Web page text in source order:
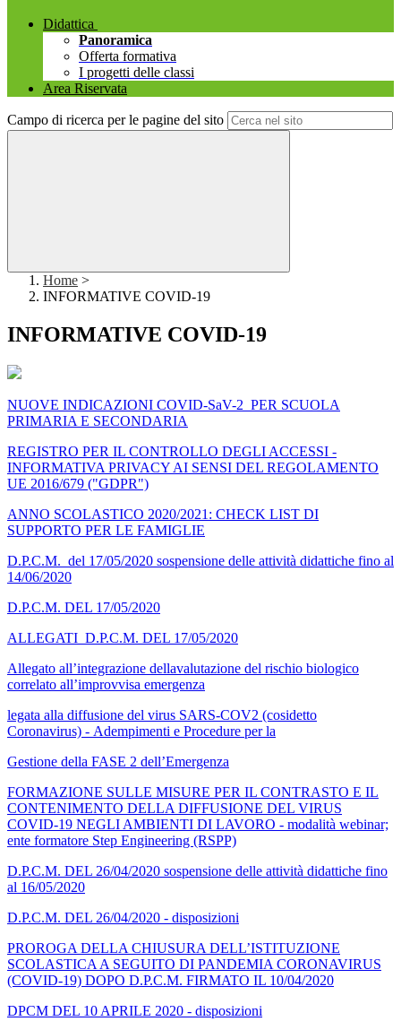
Didattica
Panoramica
Offerta formativa
I progetti delle classi
Area Riservata
Campo di ricerca per le pagine del sito
Home >
INFORMATIVE COVID-19
INFORMATIVE COVID-19
NUOVE INDICAZIONI COVID-SaV-2 PER SCUOLA
PRIMARIA E SECONDARIA
REGISTRO PER IL CONTROLLO DEGLI ACCESSI -
INFORMATIVA PRIVACY AI SENSI DEL REGOLAMENTO
UE 2016/679 ("GDPR")
ANNO SCOLASTICO 2020/2021: CHECK LIST DI
SUPPORTO PER LE FAMIGLIE
D.P.C.M. del 17/05/2020 sospensione delle attività didattiche fino al
14/06/2020
D.P.C.M. DEL 17/05/2020
ALLEGATI D.P.C.M. DEL 17/05/2020
Allegato all’integrazione dellavalutazione del rischio biologico
correlato all’improvvisa emergenza
legata alla diffusione del virus SARS-COV2 (cosidetto
Coronavirus) - Adempimenti e Procedure per la
Gestione della FASE 2 dell’Emergenza
FORMAZIONE SULLE MISURE PER IL CONTRASTO E IL
CONTENIMENTO DELLA DIFFUSIONE DEL VIRUS
COVID-19 NEGLI AMBIENTI DI LAVORO - modalità webinar;
ente formatore Step Engineering (RSPP)
D.P.C.M. DEL 26/04/2020 sospensione delle attività didattiche fino
al 16/05/2020
D.P.C.M. DEL 26/04/2020 - disposizioni
PROROGA DELLA CHIUSURA DELL’ISTITUZIONE
SCOLASTICA A SEGUITO DI PANDEMIA CORONAVIRUS
(COVID-19) DOPO D.P.C.M. FIRMATO IL 10/04/2020
DPCM DEL 10 APRILE 2020 - disposizioni